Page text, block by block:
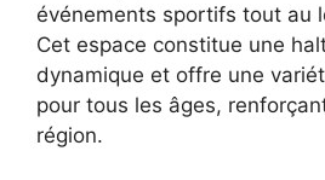
événements sportifs tout au
Cet espace constitue une
dynamique et offre une
pour tous les âges,
région.